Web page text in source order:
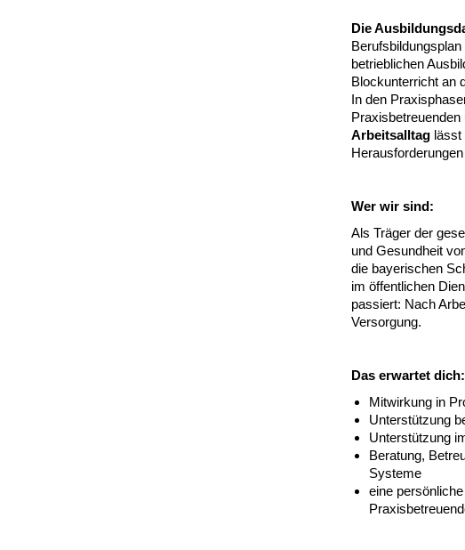
Die
betrieblichen
Blockunterricht an
In den
Arbeitsalltaglässt
Wer wir sind:
Als Träger der
und Gesundheit
die bayerischen
im öffentlichen
passiert: Nach
Versorgung.
Das erwartet dich:
Mitwirkung in
Unterstützung
Unterstützung
Beratung,
Systeme
eine